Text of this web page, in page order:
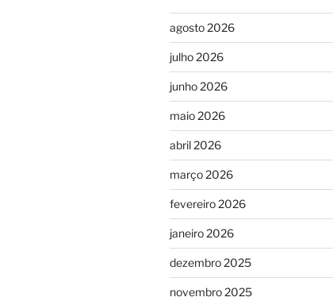
agosto 2026
julho 2026
junho 2026
maio 2026
abril 2026
março 2026
fevereiro 2026
janeiro 2026
dezembro 2025
novembro 2025